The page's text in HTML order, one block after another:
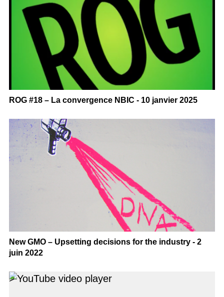
ROG #18 – La convergence NBIC - 10 janvier 2025
New GMO – Upsetting decisions for the industry - 2
juin 2022
>